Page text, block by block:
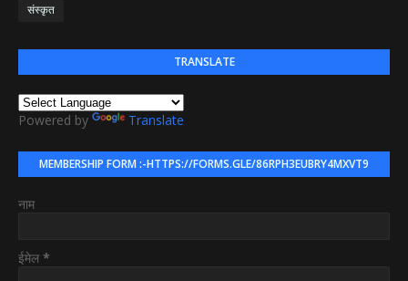
संस्कृत
TRANSLATE
Powered by Translate
MEMBERSHIP FORM :-HTTPS://FORMS.GLE/86RPH3EUBRY4MXVT9
नाम
ईमेल *